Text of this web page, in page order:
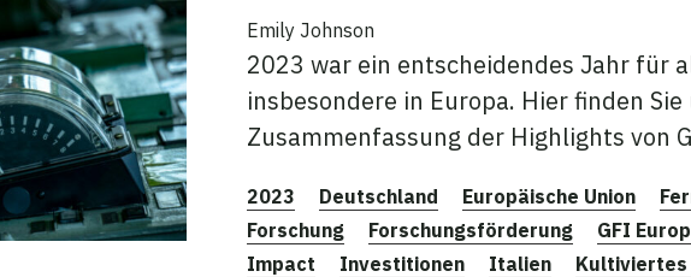
Emily Johnson
2023 war ein entscheidendes Jahr für
insbesondere in Europa. Hier finden Sie
Zusammenfassung der Highlights von
2023 Deutschland Europäische Union
Forschung
Forschungsförderung GFI
Impact
Investitionen Italien Kultiviertes